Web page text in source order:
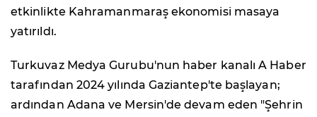
etkinlikte Kahramanmaraş ekonomisi masaya
yatırıldı.
Turkuvaz Medya Gurubu'nun haber kanalı A Haber
tarafından 2024 yılında Gaziantep'te başlayan;
ardından Adana ve Mersin'de devam eden "Şehrin